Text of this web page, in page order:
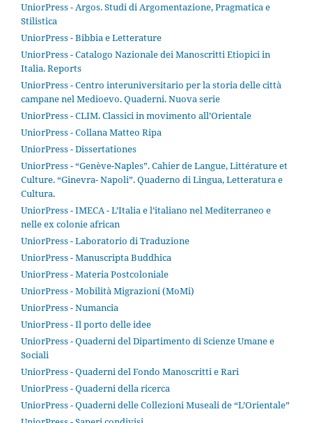
UniorPress - Argos. Studi di Argomentazione, Pragmatica e
Stilistica
UniorPress - Bibbia e Letterature
UniorPress - Catalogo Nazionale dei Manoscritti Etiopici in
Italia. Reports
UniorPress - Centro interuniversitario per la storia delle città
campane nel Medioevo. Quaderni. Nuova serie
UniorPress - CLIM. Classici in movimento all’Orientale
UniorPress - Collana Matteo Ripa
UniorPress - Dissertationes
UniorPress - “Genève-Naples”. Cahier de Langue, Littérature et
Culture. “Ginevra- Napoli”. Quaderno di Lingua, Letteratura e
Cultura.
UniorPress - IMECA - L’Italia e l’italiano nel Mediterraneo e
nelle ex colonie african
UniorPress - Laboratorio di Traduzione
UniorPress - Manuscripta Buddhica
UniorPress - Materia Postcoloniale
UniorPress - Mobilità Migrazioni (MoMi)
UniorPress - Numancia
UniorPress - Il porto delle idee
UniorPress - Quaderni del Dipartimento di Scienze Umane e
Sociali
UniorPress - Quaderni del Fondo Manoscritti e Rari
UniorPress - Quaderni della ricerca
UniorPress - Quaderni delle Collezioni Museali de “L’Orientale”